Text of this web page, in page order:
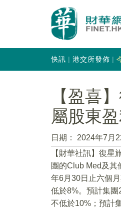
快訊 港交所發佈
【盈喜
屬股東
日期：
2024年7月
【財華社訊】復星
團的Club Med及其
年6月30日止六個
低於8%。預計集
不低於10%；預計